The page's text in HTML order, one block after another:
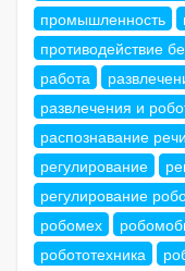
промышленность
противодействие
работа
развлечения и
распознавание речи
регулирование
регулирование
робомех
робототехника